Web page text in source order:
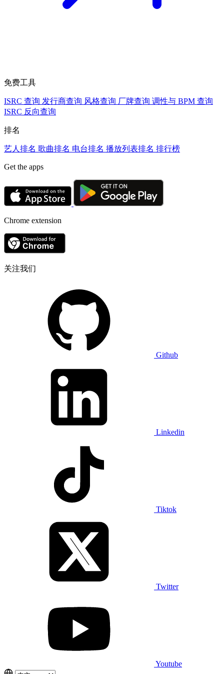
免费工具
ISRC 查询 发行商查询 风格查询 厂牌查询 调性与 BPM 查询
ISRC 反向查询
排名
艺人排名 歌曲排名 电台排名 播放列表排名 排行榜
Get the apps
Chrome extension
关注我们
Github
Linkedin
Tiktok
Twitter
Youtube